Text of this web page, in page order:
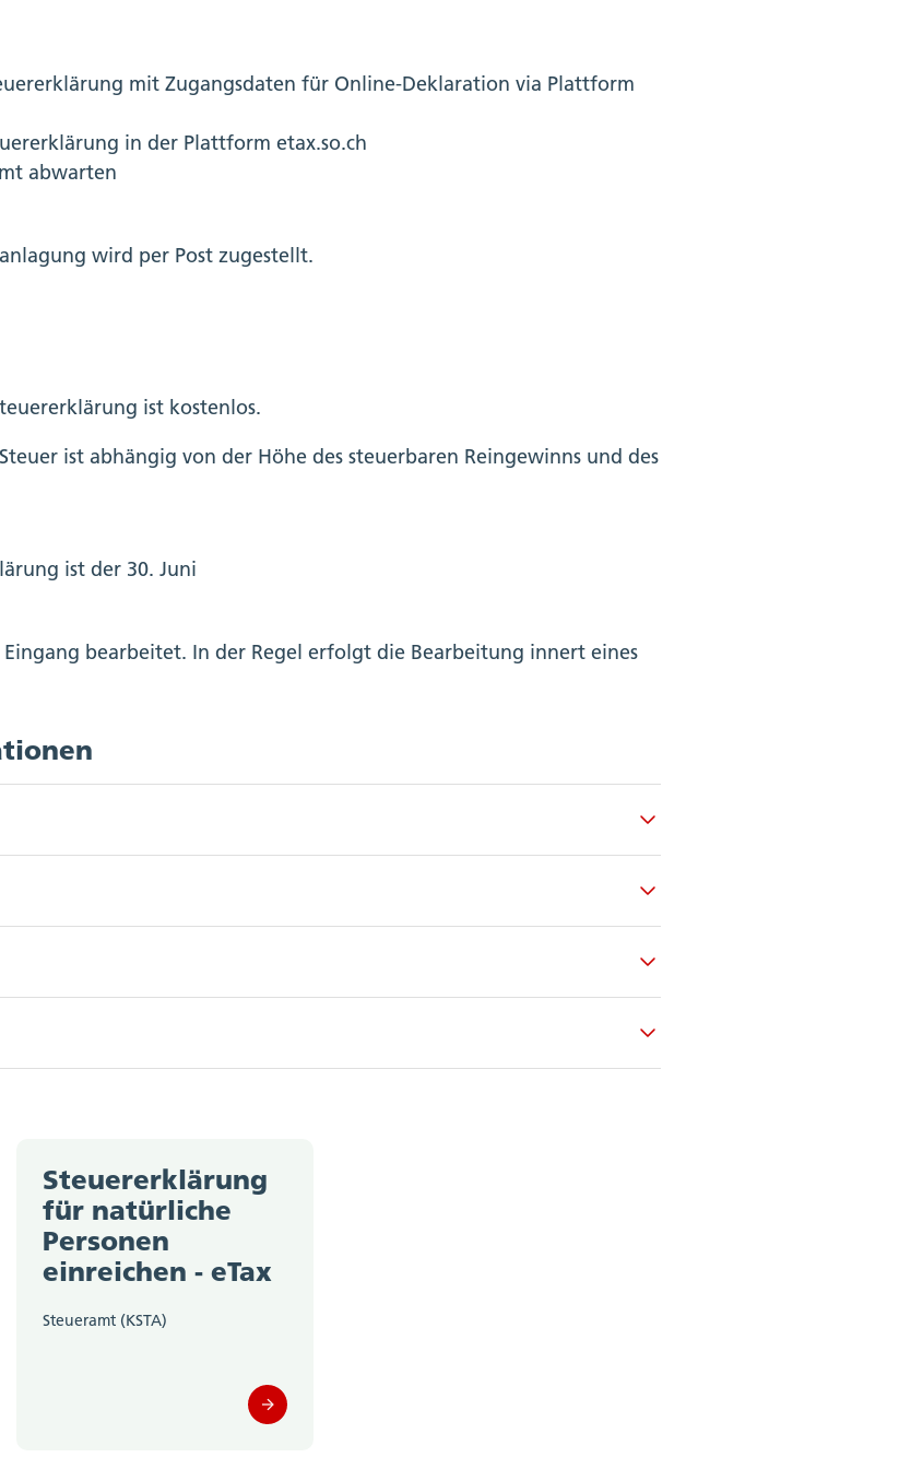
mit Zugangsdaten für Online-Deklaration via Plattform
in der Plattform etax.so.ch
abwarten
wird per Post zugestellt.
ist kostenlos.
ist abhängig von der Höhe des steuerbaren Reingewinns und des
ist der 30. Juni
bearbeitet. In der Regel erfolgt die Bearbeitung innert eines
beantragen”.
erfahren
(BGS 614.11)
StG (BGS 614.11)
614.11)
Steuererklärung
für natürliche
Personen
einreichen - eTax
Steueramt (KSTA)